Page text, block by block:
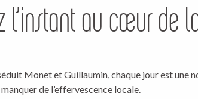
l’instant au cœur de
Monet et Guillaumin, chaque jour est une
de l’effervescence locale.